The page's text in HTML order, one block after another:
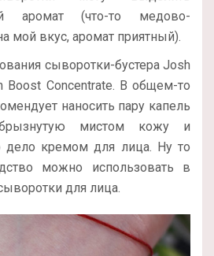
аромат (что-то медово-
мой вкус, аромат приятный).
сыворотки-бустера Josh
Boost Concentrate. В общем-то
наносить пару капель
мистом кожу и
дело кремом для лица. Ну то
можно использовать в
для лица.